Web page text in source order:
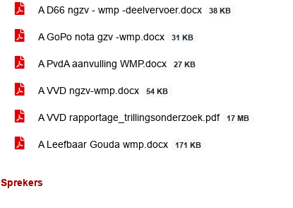
A D66 ngzv - wmp -deelvervoer.docx 38 KB
A GoPo nota gzv -wmp.docx 31 KB
A PvdA aanvulling WMP.docx 27 KB
A VVD ngzv-wmp.docx 54 KB
A VVD rapportage_trillingsonderzoek.pdf 17 MB
A Leefbaar Gouda wmp.docx 171 KB
Sprekers